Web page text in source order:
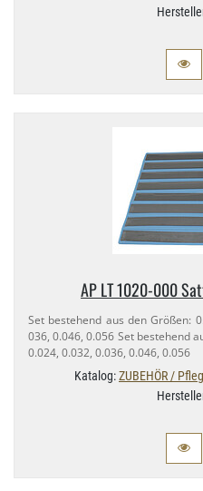
AP LT 1020-​000
Set bestehend aus den Größen:
036, 0.​046, 0.​056 Set bestehend
0.​024, 0.​032, 0.​036, 0.​046, 0.​056
Katalog:ZUBEHÖR /